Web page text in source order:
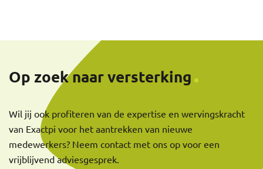
Op zoek naar versterking
Wil jij ook profiteren van de expertise en wervingskracht
van Exactpi voor het aantrekken van nieuwe
medewerkers? Neem contact met ons op voor een
vrijblijvend adviesgesprek.